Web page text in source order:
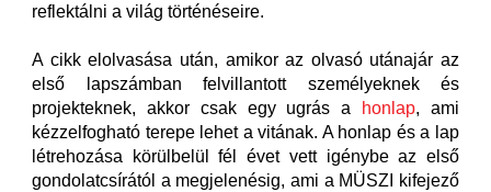
reflektálni a világ történéseire.
A cikk elolvasása után, amikor az olvasó utánajár az
első lapszámban felvillantott személyeknek és
projekteknek, akkor csak egy ugrás a
honlap, ami
kézzelfogható terepe lehet a vitának. A honlap és a lap
létrehozása körülbelül fél évet vett igénybe az első
gondolatcsírától a megjelenésig, ami a MÜSZI kifejező